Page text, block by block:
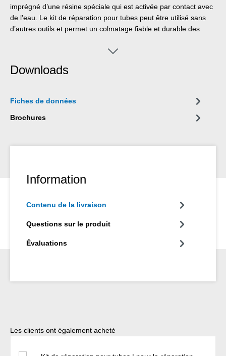
imprégné d’une résine spéciale qui est activée par contact avec
de l’eau. Le kit de réparation pour tubes peut être utilisé sans
d’autres outils et permet un colmatage fiable et durable des
rapide et possède des forces d’adhésion exceptionnelles, une
ainsi qu’une résistance de température jusqu’à + 150°C. Sous
l’utilisation facile, le kit de réparation convient surtout pour fuites
aux coudes, raccords en T et aux endroits difficilement
Downloads
Fiches de données
Brochures
Information
Contenu de la livraison
Questions sur le produit
Évaluations
Ignorer la galerie de produits
Les clients ont également acheté